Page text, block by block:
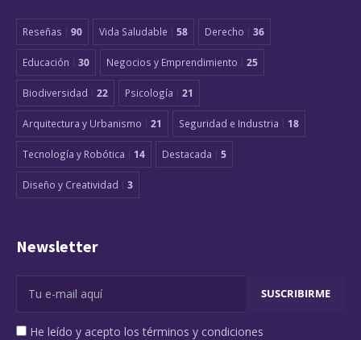
Reseñas 90 Vida Saludable 58 Derecho 36
Educación 30 Negocios y Emprendimiento 25
Biodiversidad 22 Psicología 21
Arquitectura y Urbanismo 21 Seguridad e Industria 18
Tecnología y Robótica 14 Destacada 5
Diseño y Creatividad 3
Newsletter
He leído y acepto los términos y condiciones